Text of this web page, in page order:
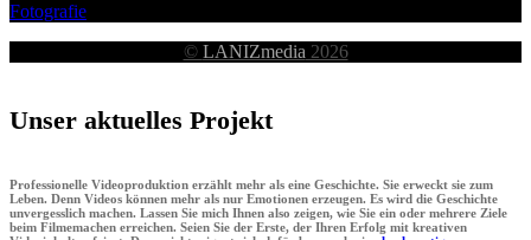
Fotografie
© LANIZmedia 2026
Unser aktuelles Projekt
Professionelle Videoproduktion erzählt mehr als eine Geschichte. Sie erweckt sie zum
Leben. Denn Videos können mehr als nur Emotionen erzeugen. Es wird die Geschichte
unvergesslich machen. Lassen Sie mich Ihnen also zeigen, wie Sie ein oder mehrere Ziele
beim Filmemachen erreichen. Seien Sie der Erste, der Ihren Erfolg mit kreativen